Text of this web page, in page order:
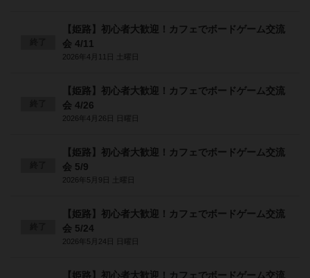
【姫路】初心者大歓迎！カフェでボードゲーム交流
会 4/11
2026年4月11日 土曜日
【姫路】初心者大歓迎！カフェでボードゲーム交流
会 4/26
2026年4月26日 日曜日
【姫路】初心者大歓迎！カフェでボードゲーム交流
会 5/9
2026年5月9日 土曜日
【姫路】初心者大歓迎！カフェでボードゲーム交流
会 5/24
2026年5月24日 日曜日
【姫路】初心者大歓迎！カフェでボードゲーム交流